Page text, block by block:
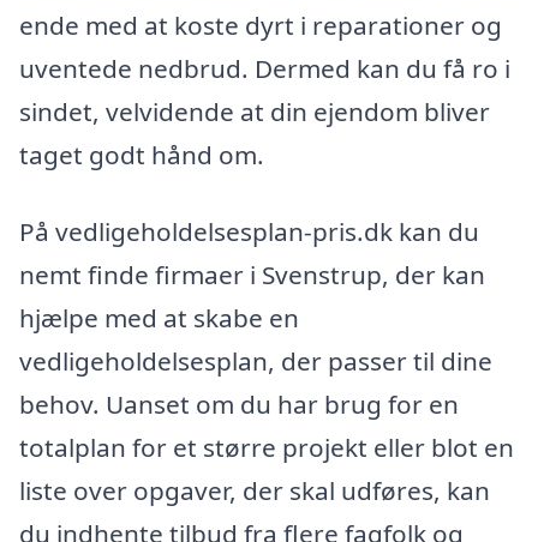
ende med at koste dyrt i reparationer og
uventede nedbrud. Dermed kan du få ro i
sindet, velvidende at din ejendom bliver
taget godt hånd om.
På vedligeholdelsesplan-pris.dk kan du
nemt finde firmaer i Svenstrup, der kan
hjælpe med at skabe en
vedligeholdelsesplan, der passer til dine
behov. Uanset om du har brug for en
totalplan for et større projekt eller blot en
liste over opgaver, der skal udføres, kan
du indhente tilbud fra flere fagfolk og